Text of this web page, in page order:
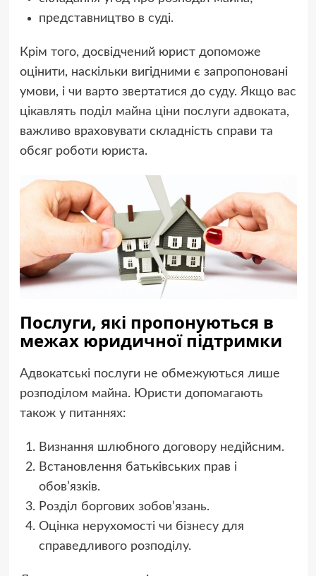
представництво в суді.
Крім того, досвідчений юрист допоможе
оцінити, наскільки вигідними є запропоновані
умови, і чи варто звертатися до суду. Якщо вас
цікавлять поділ майна ціни послуги адвоката,
важливо враховувати складність справи та
обсяг роботи юриста.
Послуги, які пропонуються в
межах юридичної підтримки
Адвокатські послуги не обмежуються лише
розподілом майна. Юристи допомагають
також у питаннях:
Визнання шлюбного договору недійсним.
Встановлення батьківських прав і
обов’язків.
Розділ боргових зобов’язань.
Оцінка нерухомості чи бізнесу для
справедливого розподілу.